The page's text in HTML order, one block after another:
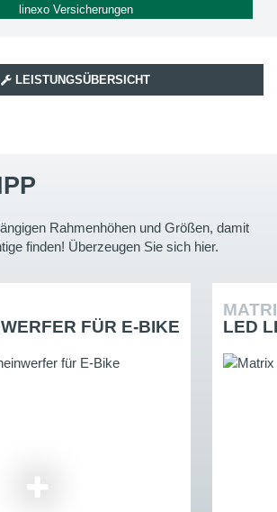
linexo Versicherungen
LEISTUNGSÜBERSICHT
Rahmenhöhen und Größen, damit
finden! Überzeugen Sie sich hier.
FÜR E-BIKE
LED